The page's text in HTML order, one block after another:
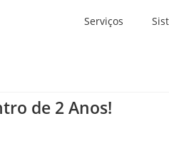
Serviços
de 2 Anos!